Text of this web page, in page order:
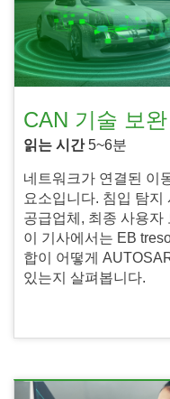
CAN 기술 보완
읽는 시간5~6분
네트워크가 연결된 이
요소입니다. 침입 탐지
공급업체, 최종 사용자
이 기사에서는 EB
합이 어떻게
있는지 살펴봅니다.